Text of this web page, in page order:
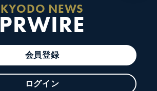
KYODO NEWS
PRWIRE
会員登録
ログイン